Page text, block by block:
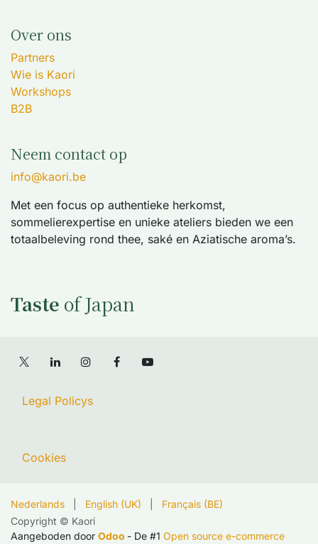
Over ons
Partners
Wie is Kaori
Workshops
B2B
Neem contact op
info@kaori.be
Met een focus op authentieke herkomst,
sommelierexpertise en unieke ateliers bieden we een
totaalbeleving rond thee, saké en Aziatische aroma’s.
Taste of Japan
Legal Policys
Cookies
Copyright © Kaori
Nederlands English (UK) Français (BE)
Aangeboden door Odoo - De #1 Open source e-commerce